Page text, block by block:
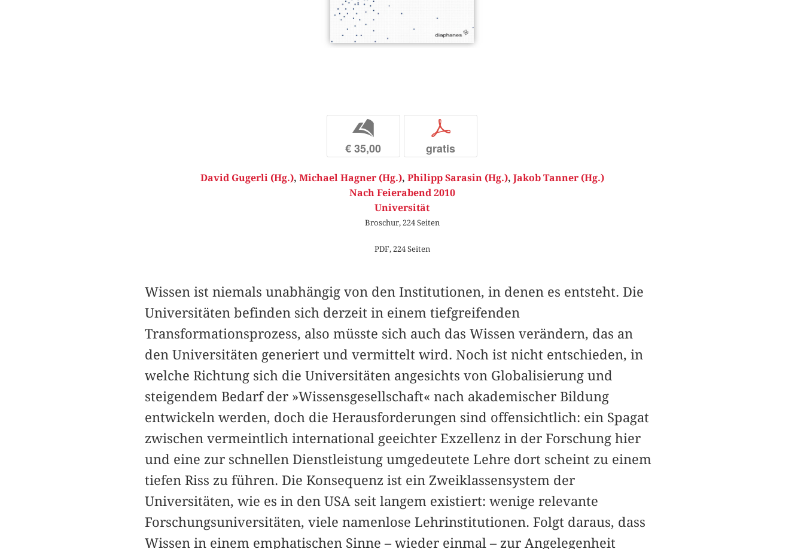
b
€ 35,00
p
gratis
David Gugerli (Hg.), Michael Hagner (Hg.), Philipp Sarasin (Hg.), Jakob Tanner (Hg.)
Nach Feierabend 2010
Universität
Broschur, 224 Seiten
PDF, 224 Seiten
Wissen ist niemals unabhängig von den Institutionen, in denen es entsteht. Die
Universitäten befinden sich derzeit in einem tiefgreifenden
Transformationsprozess, also müsste sich auch das Wissen verändern, das an
den Universitäten generiert und vermittelt wird. Noch ist nicht entschieden, in
welche Richtung sich die Universitäten angesichts von Globalisierung und
steigendem Bedarf der »Wissensgesellschaft« nach akademischer Bildung
entwickeln werden, doch die Herausforderungen sind offensichtlich: ein Spagat
zwischen vermeintlich international geeichter Exzellenz in der Forschung hier
und eine zur schnellen Dienstleistung umgedeutete Lehre dort scheint zu einem
tiefen Riss zu führen. Die Konsequenz ist ein Zweiklassensystem der
Universitäten, wie es in den USA seit langem existiert: wenige relevante
Forschungsuniversitäten, viele namenlose Lehrinstitutionen. Folgt daraus, dass
Wissen in einem emphatischen Sinne – wieder einmal – zur Angelegenheit